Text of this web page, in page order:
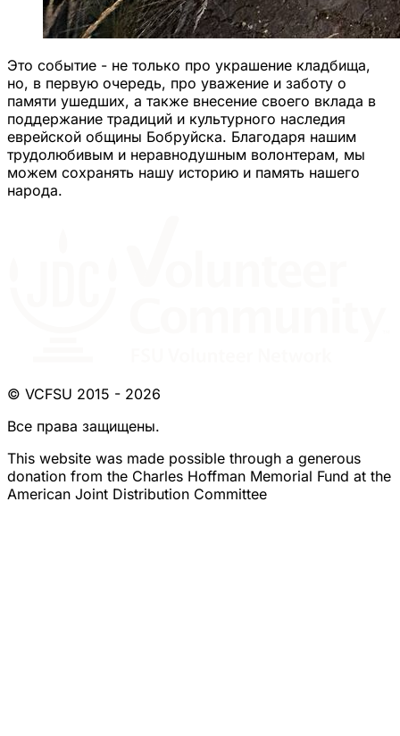
Это событие - не только про украшение кладбища,
но, в первую очередь, про уважение и заботу о
памяти ушедших, а также внесение своего вклада в
поддержание традиций и культурного наследия
еврейской общины Бобруйска. Благодаря нашим
трудолюбивым и неравнодушным волонтерам, мы
можем сохранять нашу историю и память нашего
народа.
© VCFSU 2015 - 2026
Все права защищены.
This website was made possible through a generous
donation from the Charles Hoffman Memorial Fund at the
American Joint Distribution Committee